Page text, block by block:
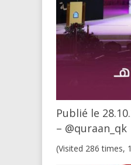
Publié le
– @quraan_qk
(Visited 286 times,